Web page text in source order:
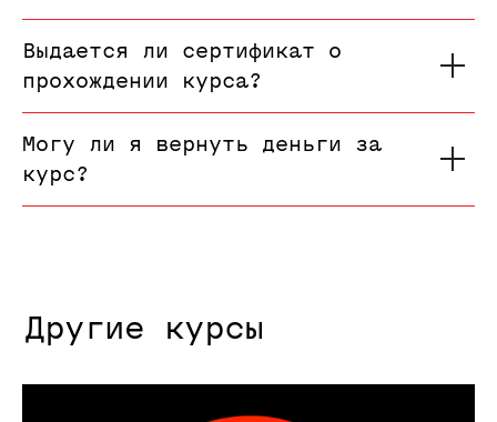
Выдается ли сертификат о
прохождении курса?
Могу ли я вернуть деньги за
курс?